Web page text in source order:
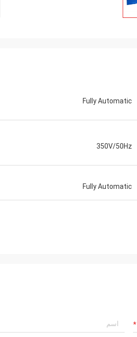
Fully Automatic
350V/50Hz
Fully Automatic